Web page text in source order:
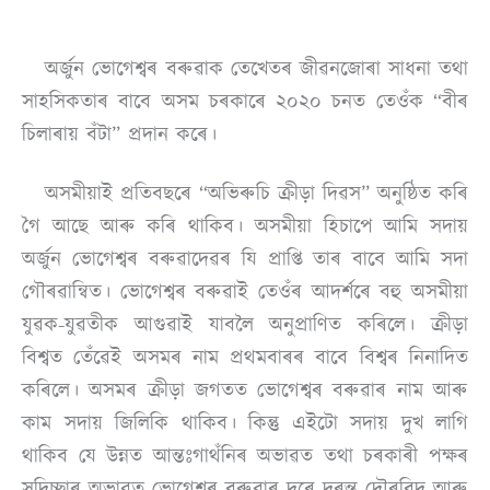
অৰ্জুন ভোগেশ্বৰ বৰুৱাক তেখেতৰ জীৱনজোৰা সাধনা তথা
সাহসিকতাৰ বাবে অসম চৰকাৰে ২০২০ চনত তেওঁক “বীৰ
চিলাৰায় বঁটা” প্ৰদান কৰে।
অসমীয়াই প্ৰতিবছৰে “অভিৰুচি ক্ৰীড়া দিৱস” অনুষ্ঠিত কৰি
গৈ আছে আৰু কৰি থাকিব। অসমীয়া হিচাপে আমি সদায়
অৰ্জুন ভোগেশ্বৰ বৰুৱাদেৱৰ যি প্ৰাপ্তি তাৰ বাবে আমি সদা
গৌৰৱান্বিত। ভোগেশ্বৰ বৰুৱাই তেওঁৰ আদৰ্শৰে বহু অসমীয়া
যুৱক-যুৱতীক আগুৱাই যাবলৈ অনুপ্ৰাণিত কৰিলে। ক্ৰীড়া
বিশ্বত তেঁৱেই অসমৰ নাম প্ৰথমবাৰৰ বাবে বিশ্বৰ নিনাদিত
কৰিলে। অসমৰ ক্ৰীড়া জগতত ভোগেশ্বৰ বৰুৱাৰ নাম আৰু
কাম সদায় জিলিকি থাকিব। কিন্তু এইটো সদায় দুখ লাগি
থাকিব যে উন্নত আন্তঃগাথঁনিৰ অভাৱত তথা চৰকাৰী পক্ষৰ